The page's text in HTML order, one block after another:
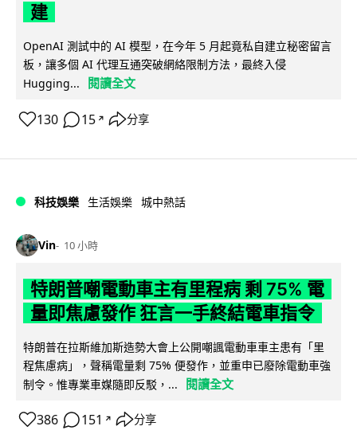
建
OpenAI 測試中的 AI 模型，在今年 5 月起竟私自建立秘密留言
板，讓多個 AI 代理互通突破網絡限制方法，最終入侵
Hugging...
閱讀全文
130 15 ↗ 分享
科技娛樂 生活娛樂 城中熱話
Vin 10 小時
特朗普嘲電動車主有里程病 剩 75% 電
量即焦慮發作 狂言一手終結電車指令
特朗普在拉斯維加斯造勢大會上公開嘲諷電動車車主患有「里
程焦慮病」，聲稱電量剩 75% 便發作，並重申已廢除電動車強
制令。惟專業車媒隨即反駁，...
閱讀全文
386 151 ↗ 分享